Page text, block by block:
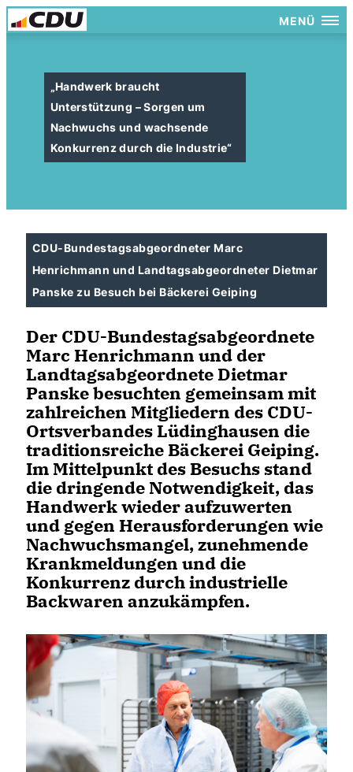
MENÜ
Handwerk braucht
Unterstützung – Sorgen um
Nachwuchs und wachsende
Konkurrenz durch die Industrie“
CDU-Bundestagsabgeordneter Marc
Henrichmann und Landtagsabgeordneter Dietmar
Panske zu Besuch bei Bäckerei Geiping
Der CDU-Bundestagsabgeordnete
Marc Henrichmann und der
Landtagsabgeordnete Dietmar
Panske besuchten gemeinsam mit
zahlreichen Mitgliedern des CDU-
Ortsverbandes Lüdinghausen die
traditionsreiche Bäckerei Geiping.
Im Mittelpunkt des Besuchs stand
die dringende Notwendigkeit, das
Handwerk wieder aufzuwerten
und gegen Herausforderungen wie
Nachwuchsmangel, zunehmende
Krankmeldungen und die
Konkurrenz durch industrielle
Backwaren anzukämpfen.